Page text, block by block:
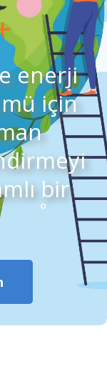
enerji
için
bir